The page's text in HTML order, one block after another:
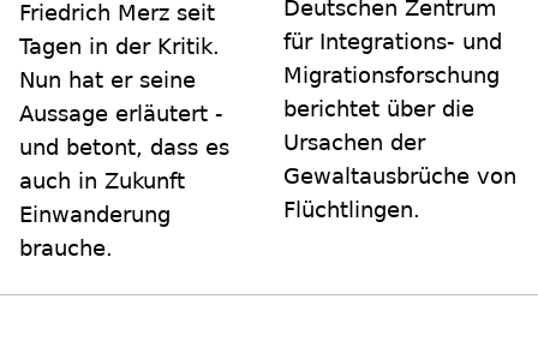
Friedrich Merz seit
Tagen in der Kritik.
Nun hat er seine
Aussage erläutert -
und betont, dass es
auch in Zukunft
Einwanderung
brauche.
Deutschen Zentrum
für Integrations- und
Migrationsforschung
berichtet über die
Ursachen der
Gewaltausbrüche von
Flüchtlingen.